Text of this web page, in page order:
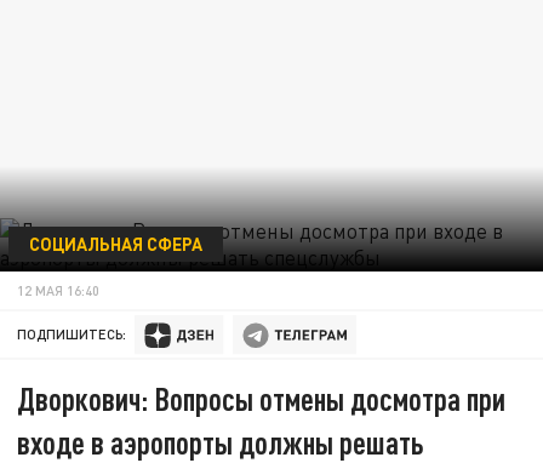
СОЦИАЛЬНАЯ СФЕРА
12 МАЯ 16:40
ПОДПИШИТЕСЬ:
Дворкович: Вопросы отмены досмотра при
входе в аэропорты должны решать